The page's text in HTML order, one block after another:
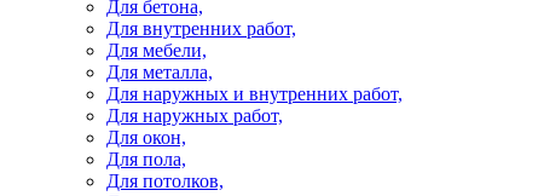
Для бетона,
Для внутренних работ,
Для мебели,
Для металла,
Для наружных и внутренних работ,
Для наружных работ,
Для окон,
Для пола,
Для потолков,